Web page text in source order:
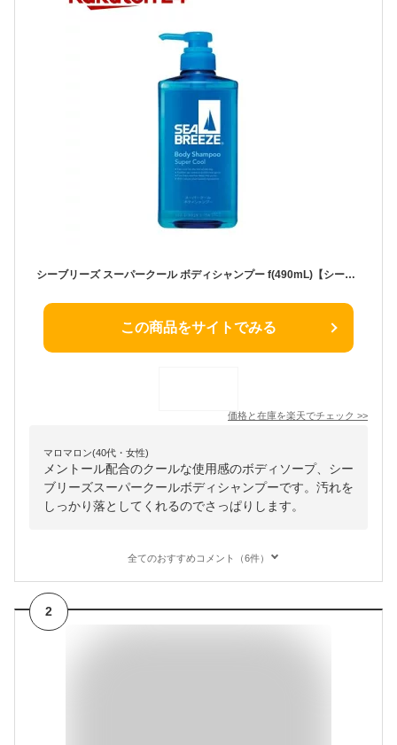
シーブリーズ スーパークール ボディシャンプー f(490mL)【シーブリーズ】
この商品をサイトでみる
価格と在庫を楽天でチェック >>
マロマロン(40代・女性)
メントール配合のクールな使用感のボディソープ、シー
ブリーズスーパークールボディシャンプーです。汚れを
しっかり落としてくれるのでさっぱりします。
全てのおすすめコメント（6件）
2